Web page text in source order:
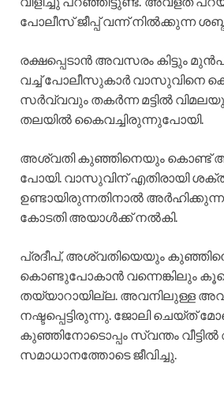
പോലീസ് ജീപ്പ് വന്ന് നിൽക്കുന്ന
രക്ഷപ്പെടാൻ അവസരം കിട്ടും
വച്ച് പോലീസുകാർ വാസുവിനെ
സർവ്വവും തകർന്ന മട്ടിൽ
തലയിൽ കൈവച്ചിരുന്നുപോയി.
അശ്വതി കുഞ്ഞിനെയും കൊണ്ട്
പോയി. വാസുവിന് എതിരായി
ഉണ്ടായിരുന്നതിനാൽ അർഹിക്കുന്ന
കോടതി അയാൾക്ക് നൽകി.
പ്രദീപ്, അശ്വതിയെയും
കൊണ്ടുപോകാൻ വന്നെങ്കിലും
തയ്യാറായില്ല. അവനിലുള്ള
നഷ്ടപ്പെട്ടിരുന്നു. ജോലി ചെയ്ത്
കുഞ്ഞിനോടൊപ്പം സ്വന്തം
സമാധാനത്തോടെ ജീവിച്ചു.